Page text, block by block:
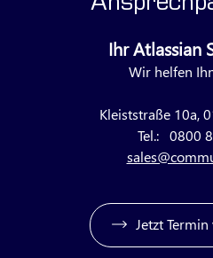
Ihr Atlassian
Wir helfen
Kleiststraße 10a,
Tel.: 0800
Jetzt